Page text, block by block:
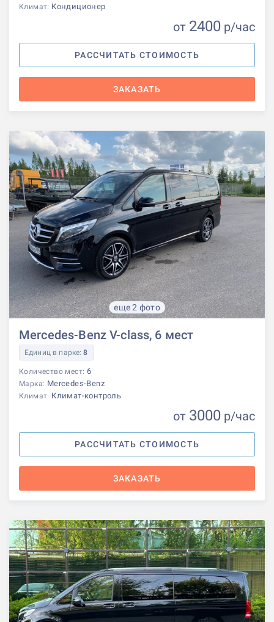
Климат: Кондиционер
от 2400 р/час
РАССЧИТАТЬ СТОИМОСТЬ
ЗАКАЗАТЬ
еще 2 фото
Mercedes-Benz V-class, 6 мест
Единиц в парке:8
Количество мест: 6
Марка: Mercedes-Benz
Климат: Климат-контроль
от 3000 р/час
РАССЧИТАТЬ СТОИМОСТЬ
ЗАКАЗАТЬ